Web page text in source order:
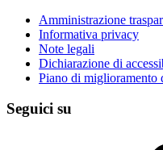
Amministrazione
Informativa privacy
Note legali
Dichiarazione di
Piano di miglioramento
Seguici su